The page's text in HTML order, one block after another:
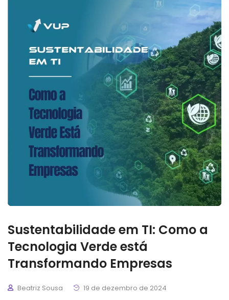
Sustentabilidade em TI: Como a
Tecnologia Verde está
Transformando Empresas
Beatriz Sousa 19 de dezembro de 2024